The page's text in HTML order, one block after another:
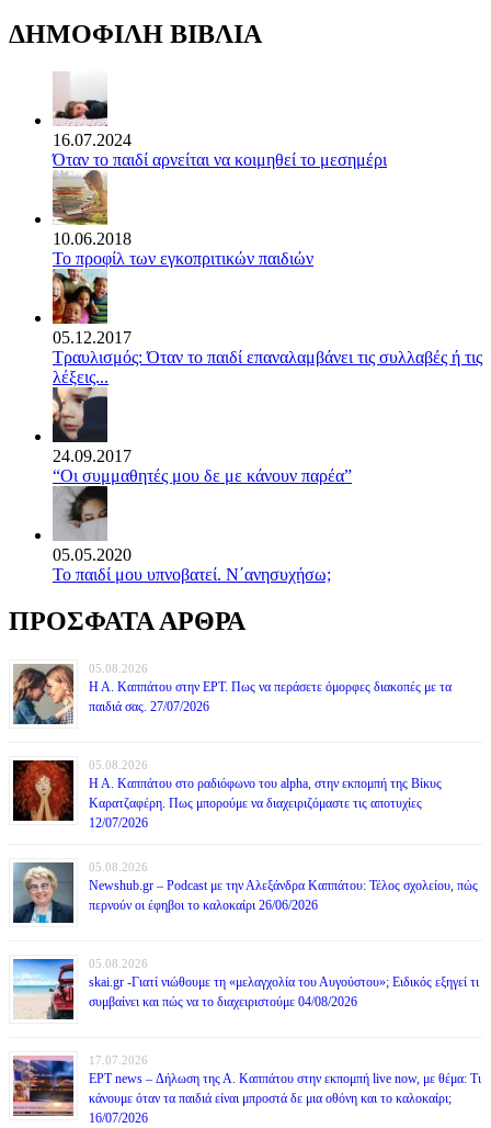
ΔΗΜΟΦΙΛΗ ΒΙΒΛΙΑ
16.07.2024
Όταν το παιδί αρνείται να κοιμηθεί το μεσημέρι
10.06.2018
Το προφίλ των εγκοπριτικών παιδιών
05.12.2017
Τραυλισμός: Όταν το παιδί επαναλαμβάνει τις συλλαβές ή τις
λέξεις...
24.09.2017
“Οι συμμαθητές μου δε με κάνουν παρέα”
05.05.2020
Το παιδί μου υπνοβατεί. Ν΄ανησυχήσω;
ΠΡΟΣΦΑΤΑ ΑΡΘΡΑ
05.08.2026
Η Α. Καππάτου στην ΕΡΤ. Πως να περάσετε όμορφες διακοπές με τα
παιδιά σας. 27/07/2026
05.08.2026
Η Α. Καππάτου στο ραδιόφωνο του alpha, στην εκπομπή της Βίκυς
Καρατζαφέρη. Πως μπορούμε να διαχειριζόμαστε τις αποτυχίες
12/07/2026
05.08.2026
Newshub.gr – Podcast με την Αλεξάνδρα Καππάτου: Τέλος σχολείου, πώς
περνούν οι έφηβοι το καλοκαίρι 26/06/2026
05.08.2026
skai.gr -Γιατί νιώθουμε τη «μελαγχολία του Αυγούστου»; Ειδικός εξηγεί τι
συμβαίνει και πώς να το διαχειριστούμε 04/08/2026
17.07.2026
ΕΡΤ news – Δήλωση της Α. Καππάτου στην εκπομπή live now, με θέμα: Τι
κάνουμε όταν τα παιδιά είναι μπροστά δε μια οθόνη και το καλοκαίρι;
16/07/2026